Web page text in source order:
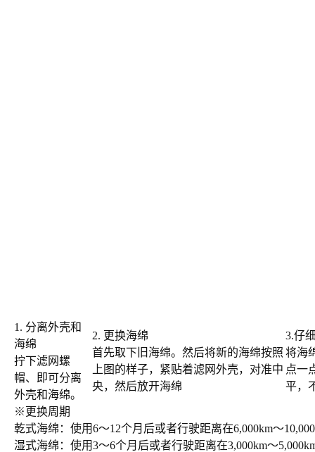
1. 分离外壳和
海绵
拧下滤网螺
帽、即可分离
外壳和海绵。
2. 更换海绵
首先取下旧海绵。然后将新的海绵按照
上图的样子，紧贴着滤网外壳，对准中
央，然后放开海绵
3.仔
将海
点一
平，
※更换周期
乾式海绵：使用6〜12个月后或者行驶距离在6,000km〜
湿式海绵：使用3〜6个月后或者行驶距离在3,000km〜